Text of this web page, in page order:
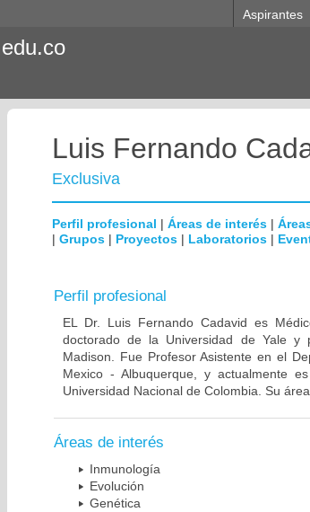
Aspirantes
Luis Fernando
Exclusiva
Perfil profesional | Áreas de interés |
| Grupos | Proyectos | Laboratorios |
Perfil profesional
EL Dr. Luis Fernando Cadavid es
doctorado de la Universidad de Yale y
Madison. Fue Profesor Asistente en el
Mexico - Albuquerque, y actualmente
Universidad Nacional de Colombia. Su
Áreas de interés
Inmunología
Evolución
Genética